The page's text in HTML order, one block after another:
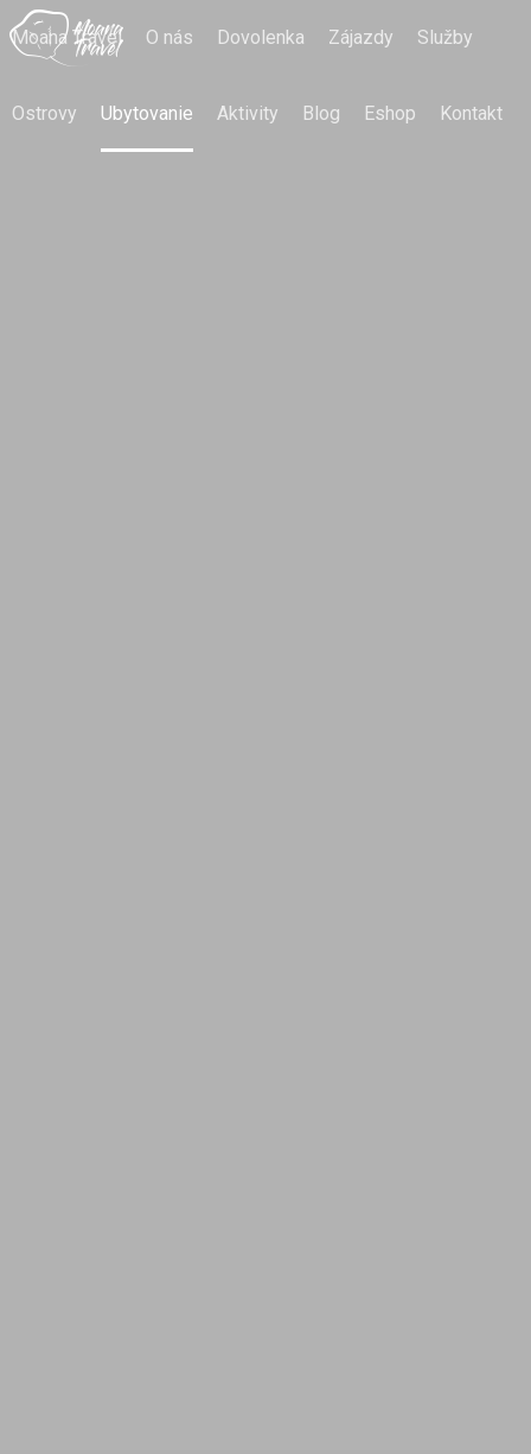
Moana Travel O nás Dovolenka Zájazdy Služby
Ostrovy Ubytovanie Aktivity Blog Eshop Kontakt